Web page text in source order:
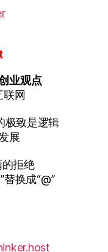
业观点
联网
极致是逻辑
展
拒绝
换成“@”